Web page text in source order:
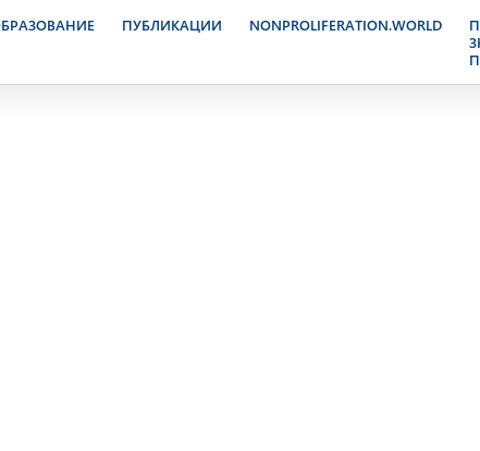
ПУБЛИКАЦИИ NONPROLIFERATION.WORLD
журнал. 3-10